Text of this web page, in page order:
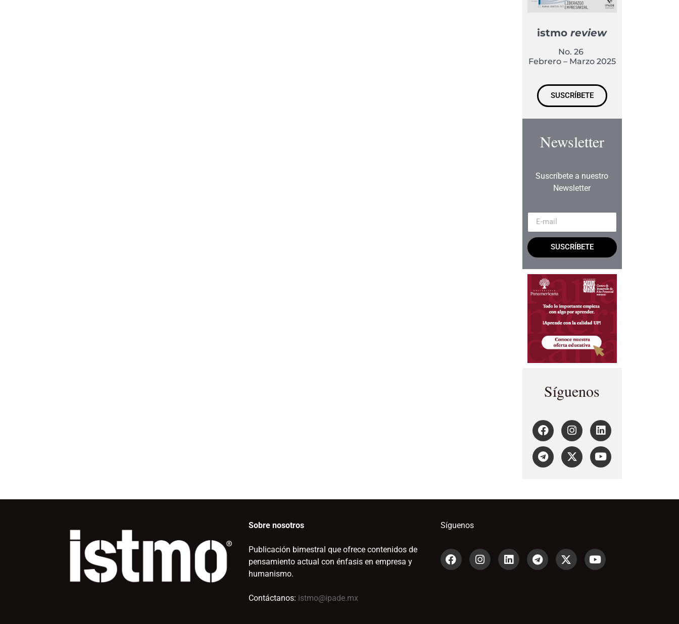
istmoreview
No. 26
Febrero – Marzo 2025
SUSCRÍBETE
Newsletter
Suscríbete a nuestro
Newsletter
SUSCRÍBETE
Síguenos
Sobre nosotros
Publicación bimestral que ofrece contenidos de
pensamiento actual con énfasis en empresa y
humanismo.
Contáctanos: istmo@ipade.mx
Síguenos